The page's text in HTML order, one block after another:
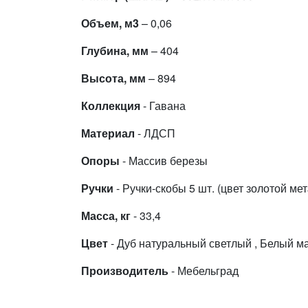
Объем, м3– 0,06
Глубина, мм – 404
Высота, мм – 894
Коллекция- Гавана
Материал - ЛДСП
Опоры - Массив березы
Ручки - Ручки-скобы 5 шт. (цвет золотой
Масса, кг- 33,4
Цвет- Дуб натуральный светлый , Белый
Производитель- Мебельград